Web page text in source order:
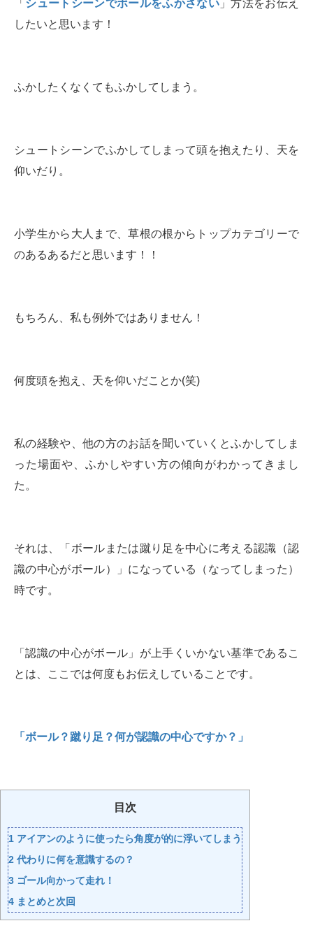
「 シュートシーンでボールをふかさない 」方法をお伝え
したいと思います！
ふかしたくなくてもふかしてしまう。
シュートシーンでふかしてしまって頭を抱えたり、天を
仰いだり。
小学生から大人まで、草根の根からトップカテゴリーで
のあるあるだと思います！！
もちろん、私も例外ではありません！
何度頭を抱え、天を仰いだことか(笑)
私の経験や、他の方のお話を聞いていくとふかしてしま
った場面や、ふかしやすい方の傾向がわかってきまし
た。
それは、「ボールまたは蹴り足を中心に考える認識（認
識の中心がボール）」になっている（なってしまった）
時です。
「認識の中心がボール」が上手くいかない基準であるこ
とは、ここでは何度もお伝えしていることです。
「ボール？蹴り足？何が認識の中心ですか？」
目次
1 アイアンのように使ったら角度が的に浮いてしまう
2 代わりに何を意識するの？
3 ゴール向かって走れ！
4 まとめと次回